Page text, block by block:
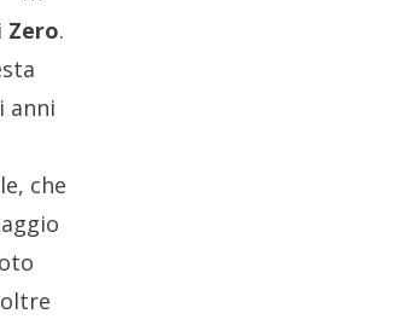
Zero.
anni
che